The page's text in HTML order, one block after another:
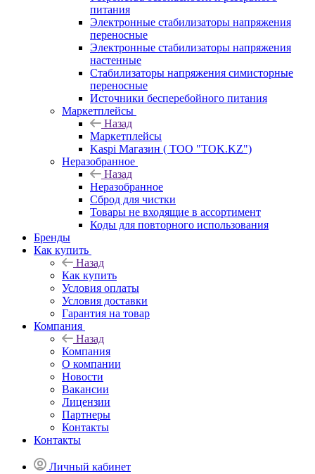
питания
Электронные стабилизаторы напряжения
переносные
Электронные стабилизаторы напряжения
настенные
Стабилизаторы напряжения симисторные
переносные
Источники бесперебойного питания
Маркетплейсы
Назад
Маркетплейсы
Kaspi Магазин ( ТОО "TOK.KZ")
Неразобранное
Назад
Неразобранное
Сброд для чистки
Товары не входящие в ассортимент
Коды для повторного использования
Бренды
Как купить
Назад
Как купить
Условия оплаты
Условия доставки
Гарантия на товар
Компания
Назад
Компания
О компании
Новости
Вакансии
Лицензии
Партнеры
Контакты
Контакты
Личный кабинет